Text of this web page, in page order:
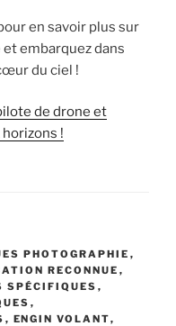
en savoir plus sur
embarquez dans
du ciel !
de drone et
!
PHOTOGRAPHIE ,
RECONNUE ,
SPÉCIFIQUES ,
,
, ENGIN VOLANT,